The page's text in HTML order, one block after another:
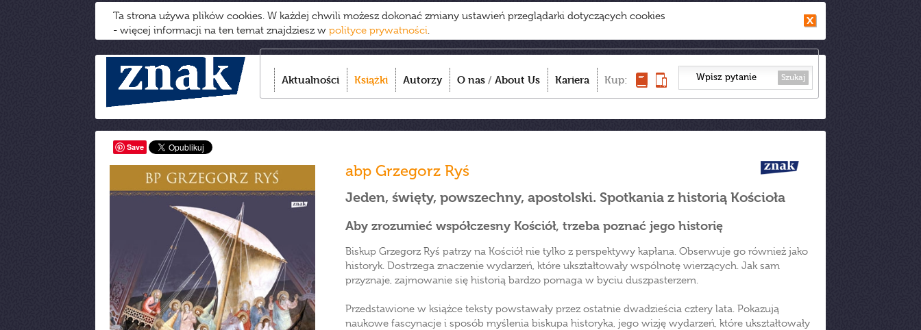
Ta strona używa plików cookies. W każdej chwili możesz dokonać zmiany ustawień przeglądarki dotyczących cookies
- więcej informacji na ten temat znajdziesz w polityce prywatności.
Aktualności Książki Autorzy O nas / About Us Kariera Kup: Szukaj
Save
abp Grzegorz Ryś
Jeden, święty, powszechny, apostolski. Spotkania z historią Kościoła
Aby zrozumieć współczesny Kościół, trzeba poznać jego historię
Biskup Grzegorz Ryś patrzy na Kościół nie tylko z perspektywy kapłana. Obserwuje go również jako
historyk. Dostrzega znaczenie wydarzeń, które ukształtowały wspólnotę wierzących. Jak sam
przyznaje, zajmowanie się historią bardzo pomaga w byciu duszpasterzem.
Przedstawione w książce teksty powstawały przez ostatnie dwadzieścia cztery lata. Pokazują
naukowe fascynacje i sposób myślenia biskupa historyka, jego wizję wydarzeń, które ukształtowały